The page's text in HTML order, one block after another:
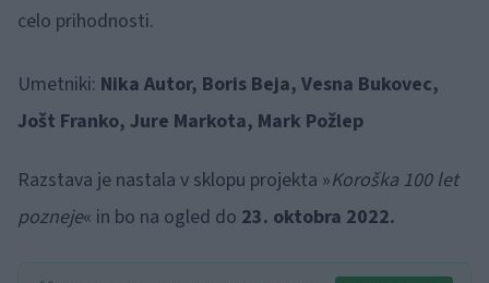
celo prihodnosti.
Umetniki: Nika Autor, Boris Beja, Vesna Bukovec,
Jošt Franko, Jure Markota, Mark Požlep
Razstava je nastala v sklopu projekta »Koroška 100 let
pozneje« in bo na ogled do 23. oktobra 2022.